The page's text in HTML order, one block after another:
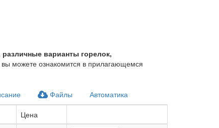
различные варианты горелок,
вы можете ознакомится в прилагающемся
Файлы
Автоматика
Цена